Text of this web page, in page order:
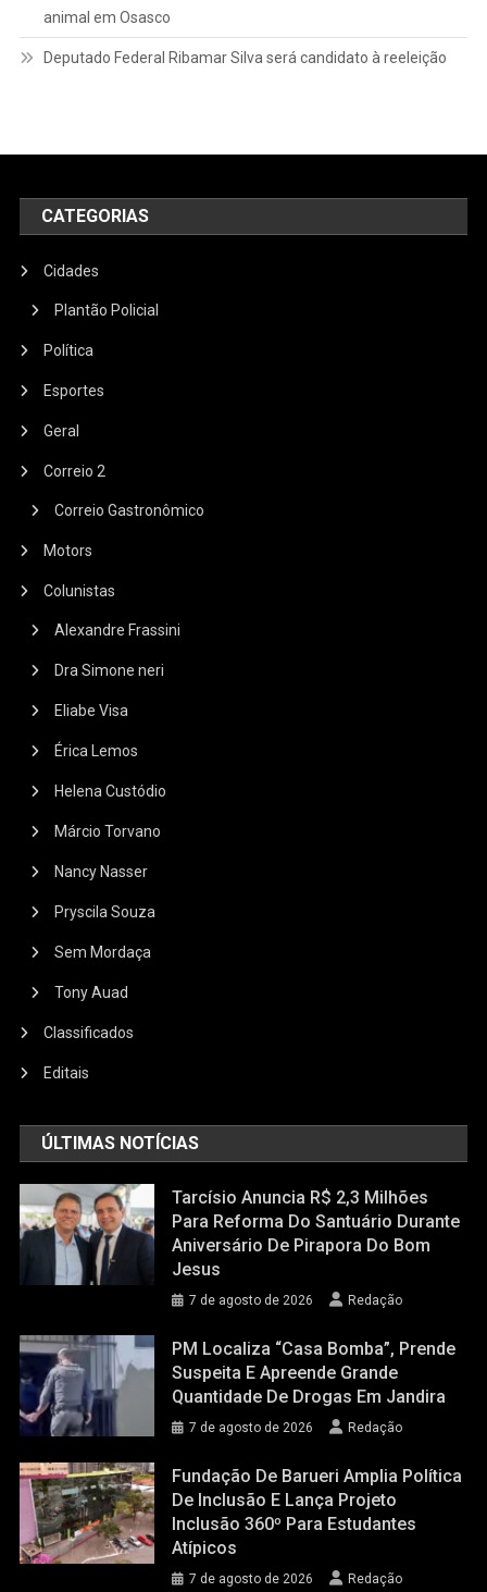
animal em Osasco
Deputado Federal Ribamar Silva será candidato à reeleição
CATEGORIAS
Cidades
Plantão Policial
Política
Esportes
Geral
Correio 2
Correio Gastronômico
Motors
Colunistas
Alexandre Frassini
Dra Simone neri
Eliabe Visa
Érica Lemos
Helena Custódio
Márcio Torvano
Nancy Nasser
Pryscila Souza
Sem Mordaça
Tony Auad
Classificados
Editais
ÚLTIMAS NOTÍCIAS
Tarcísio Anuncia R$ 2,3 Milhões
Para Reforma Do Santuário Durante
Aniversário De Pirapora Do Bom
Jesus
7 de agosto de 2026 Redação
PM Localiza “casa Bomba”, Prende
Suspeita E Apreende Grande
Quantidade De Drogas Em Jandira
7 de agosto de 2026 Redação
Fundação De Barueri Amplia Política
De Inclusão E Lança Projeto
Inclusão 360º Para Estudantes
Atípicos
7 de agosto de 2026 Redação